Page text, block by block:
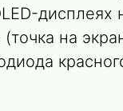
дисплеях
на